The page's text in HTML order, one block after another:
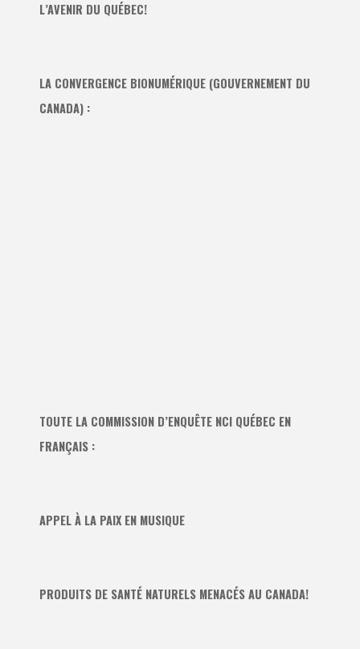
L’AVENIR DU QUÉBEC!
LA CONVERGENCE BIONUMÉRIQUE (GOUVERNEMENT DU
CANADA) :
TOUTE LA COMMISSION D’ENQUÊTE NCI QUÉBEC EN
FRANÇAIS :
APPEL À LA PAIX EN MUSIQUE
PRODUITS DE SANTÉ NATURELS MENACÉS AU CANADA!